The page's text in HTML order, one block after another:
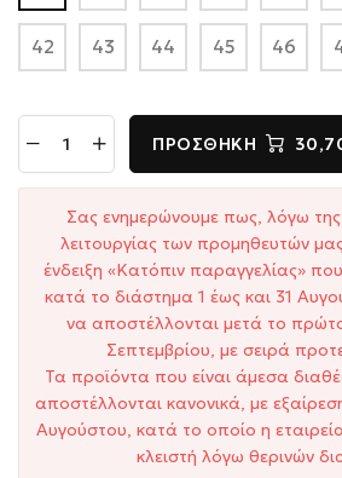
42 43 44 45 46
ΠΡΟΣΘΉΚΗ
Σας ενημερώνουμε πως, λόγω
λειτουργίας των προμηθευτών
ένδειξη «Κατόπιν παραγγελίας»
κατά το διάστημα 1 έως και 31
να αποστέλλονται μετά το
Σεπτεμβρίου, με σειρά
Τα προϊόντα που είναι άμεσα
αποστέλλονται κανονικά, με
Αυγούστου, κατά το οποίο η
κλειστή λόγω θερινών